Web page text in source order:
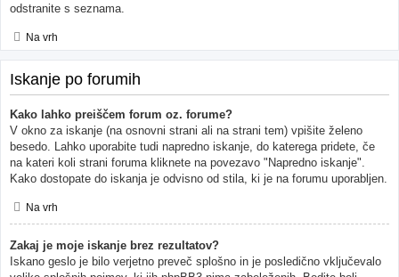
odstranite s seznama.
Na vrh
Iskanje po forumih
Kako lahko preiščem forum oz. forume?
V okno za iskanje (na osnovni strani ali na strani tem) vpišite želeno
besedo. Lahko uporabite tudi napredno iskanje, do katerega pridete, če
na kateri koli strani foruma kliknete na povezavo "Napredno iskanje".
Kako dostopate do iskanja je odvisno od stila, ki je na forumu uporabljen.
Na vrh
Zakaj je moje iskanje brez rezultatov?
Iskano geslo je bilo verjetno preveč splošno in je posledično vključevalo